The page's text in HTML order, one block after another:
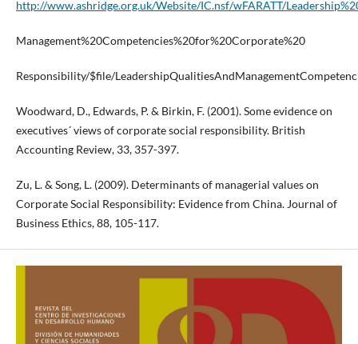
http://www.ashridge.org.uk/Website/IC.nsf/wFARATT/
Management%20Competencies%20for%20Corporate%20
Responsibility/$file/
Woodward, D., Edwards, P. & Birkin, F. (2001). Some evidence on
executives´ views of corporate social responsibility. British
Accounting Review, 33, 357-397.
Zu, L. & Song, L. (2009). Determinants of managerial values on
Corporate Social Responsibility: Evidence from China. Journal of
Business Ethics, 88, 105-117.